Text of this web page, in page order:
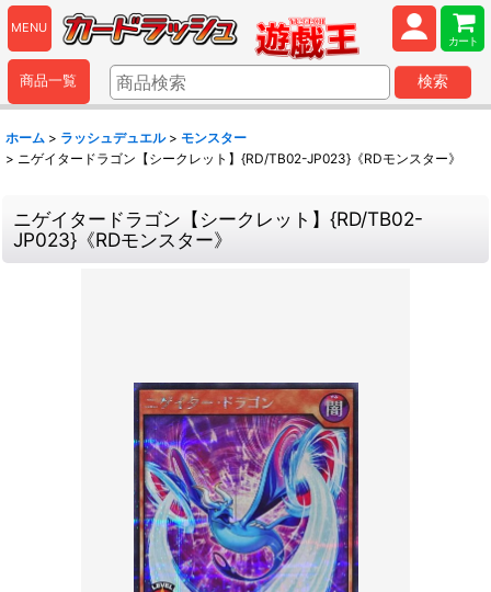
MENU
カート
商品一覧 検索
ホーム > ラッシュデュエル > モンスター
> ニゲイタードラゴン【シークレット】{RD/TB02-JP023}《RDモンスター》
ニゲイタードラゴン【シークレット】{RD/TB02-
JP023}《RDモンスター》